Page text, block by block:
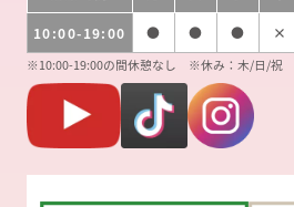
10:00-19:00 ● ● ● ×
※10:00-19:00の間休憩なし ※休み：木/日/祝